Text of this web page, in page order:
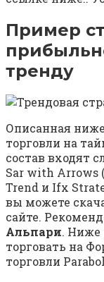
Пример
тренду
Описанная
торговли на
состав входят
Sar with Arrows
Trend и Ifx
вы можете
сайте.
Альпари. Ниже
торговать на
торговли